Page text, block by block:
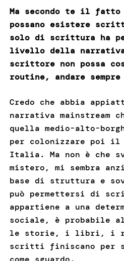
Ma secondo te il
possano esistere
solo di scrittura ha
livello della
scrittore non possa
routine, andare
Credo che abbia
narrativa mainstream
quella medio-alto-
per colonizzare poi il
Italia. Ma non è che
mistero, mi sembra anzi
base di struttura e
può permettersi di
appartiene a una
sociale, è probabile
le storie, i libri, i
scritti finiscano per